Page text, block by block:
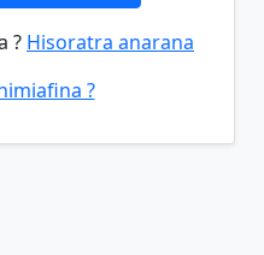
? Hisoratra anarana
?